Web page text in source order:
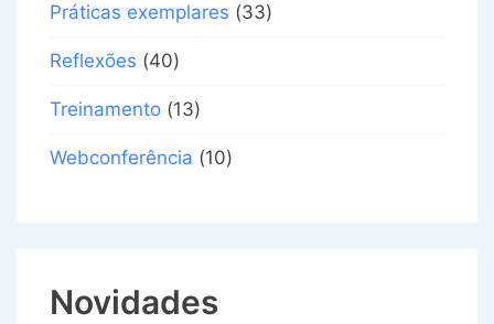
Práticas exemplares (33)
Reflexões (40)
Treinamento (13)
Webconferência (10)
Novidades